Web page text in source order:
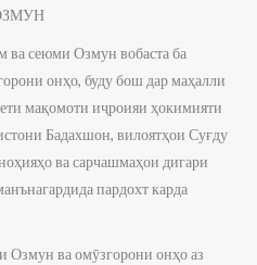
ва сеюми Озмун вобаста ба
онҳо, буду бош дар маҳалли
мақомоти иҷроияи ҳокимияти
Бадахшон, вилоятҳои Суғду
ва сарчашмаҳои дигари
пардохт карда
ва омӯзгорони онҳо аз